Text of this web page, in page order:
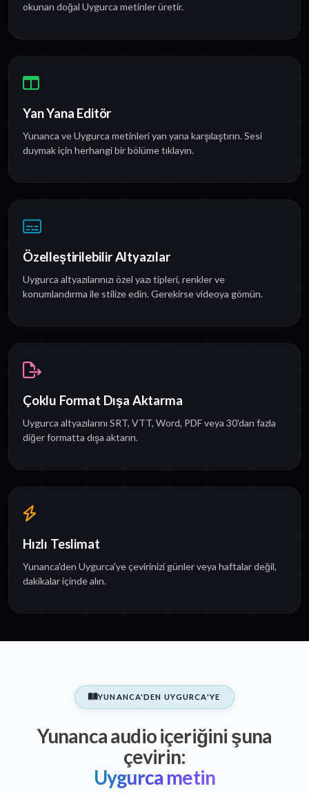
okunan doğal Uygurca metinler üretir.
Yan Yana Editör
Yunanca ve Uygurca metinleri yan yana karşılaştırın. Sesi
duymak için herhangi bir bölüme tıklayın.
Özelleştirilebilir Altyazılar
Uygurca altyazılarınızı özel yazı tipleri, renkler ve
konumlandırma ile stilize edin. Gerekirse videoya gömün.
Çoklu Format Dışa Aktarma
Uygurca altyazılarını SRT, VTT, Word, PDF veya 30'dan fazla
diğer formatta dışa aktarın.
Hızlı Teslimat
Yunanca'den Uygurca'ye çevirinizi günler veya haftalar değil,
dakikalar içinde alın.
YUNANCA'DEN UYGURCA'YE
Yunanca audio içeriğini şuna
çevirin:
Uygurca metin